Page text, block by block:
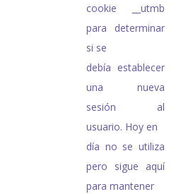
cookie __utmb
para determinar
si se
debía establecer
una nueva
sesión al
usuario. Hoy en
día no se utiliza
pero sigue aquí
para mantener